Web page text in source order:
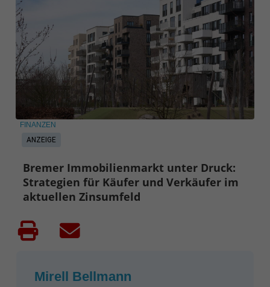
ANZEIGE
FINANZEN
Bremer Immobilienmarkt unter Druck:
Strategien für Käufer und Verkäufer im
aktuellen Zinsumfeld
Mirell Bellmann